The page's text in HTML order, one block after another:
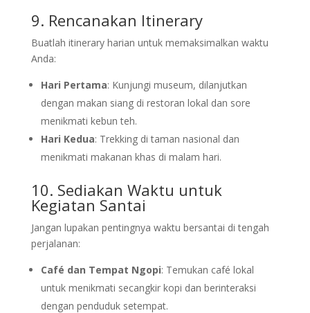
9. Rencanakan Itinerary
Buatlah itinerary harian untuk memaksimalkan waktu
Anda:
Hari Pertama: Kunjungi museum, dilanjutkan
dengan makan siang di restoran lokal dan sore
menikmati kebun teh.
Hari Kedua: Trekking di taman nasional dan
menikmati makanan khas di malam hari.
10. Sediakan Waktu untuk
Kegiatan Santai
Jangan lupakan pentingnya waktu bersantai di tengah
perjalanan:
Café dan Tempat Ngopi: Temukan café lokal
untuk menikmati secangkir kopi dan berinteraksi
dengan penduduk setempat.